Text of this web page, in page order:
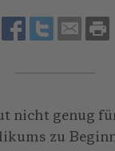
nicht genug
zu